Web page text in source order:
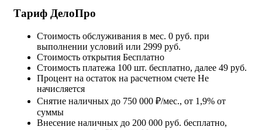
Тариф ДелоПро
Стоимость обслуживания в мес. 0 руб. при
выполнении условий или 2999 руб.
Стоимость открытия Бесплатно
Стоимость платежа 100 шт. бесплатно, далее 49 руб.
Процент на остаток на расчетном счете Не
начисляется
Снятие наличных до 750 000 ₽/мес., от 1,9% от
суммы
Внесение наличных до 200 000 руб. бесплатно,